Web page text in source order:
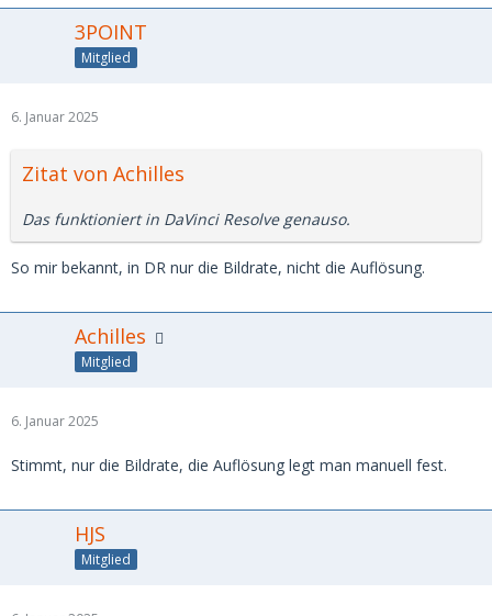
3POINT
Mitglied
6. Januar 2025
Zitat von Achilles
Das funktioniert in DaVinci Resolve genauso.
So mir bekannt, in DR nur die Bildrate, nicht die Auflösung.
Achilles
Mitglied
6. Januar 2025
Stimmt, nur die Bildrate, die Auflösung legt man manuell fest.
HJS
Mitglied